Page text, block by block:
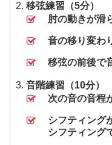
移弦練習（5分）
肘の動きが滑
音の移り変わ
移弦の前後で
音階練習（10分）
次の音の音程
シフティング
シフティング